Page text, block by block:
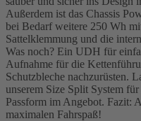
Außerdem ist das Chassis
bei Bedarf weitere 250 Wh
Sattelklemmung und die
Was noch? Ein UDH für
Aufnahme für die
Schutzbleche nachzurüsten.
unserem Size Split System
Passform im Angebot. Fazit:
maximalen Fahrspaß!